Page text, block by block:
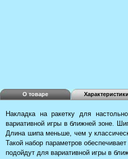
О товаре
Накладка на ракетку для
вариативной игры в ближней зоне.
Длина шипа меньше, чем у
Такой набор параметров
подойдут для вариативной игры в